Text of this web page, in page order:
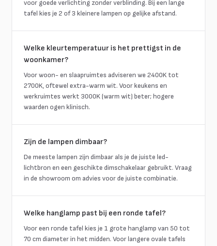
voor goede verlichting zonder verblinding. Bij een lange
tafel kies je 2 of 3 kleinere lampen op gelijke afstand.
Welke kleurtemperatuur is het prettigst in de
woonkamer?
Voor woon- en slaapruimtes adviseren we 2400K tot
2700K, oftewel extra-warm wit. Voor keukens en
werkruimtes werkt 3000K (warm wit) beter; hogere
waarden ogen klinisch.
Zijn de lampen dimbaar?
De meeste lampen zijn dimbaar als je de juiste led-
lichtbron en een geschikte dimschakelaar gebruikt. Vraag
in de showroom om advies voor de juiste combinatie.
Welke hanglamp past bij een ronde tafel?
Voor een ronde tafel kies je 1 grote hanglamp van 50 tot
70 cm diameter in het midden. Voor langere ovale tafels